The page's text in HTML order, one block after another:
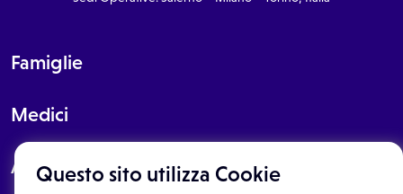
Questo sito utilizza Cookie
Famiglie
Medici
About